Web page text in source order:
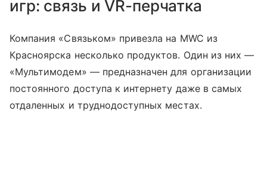
игр: связь и VR-перчатка
Компания «Связьком» привезла на MWC из
Красноярска несколько продуктов. Один из них —
«Мультимодем» — предназначен для организации
постоянного доступа к интернету даже в самых
отдаленных и труднодоступных местах.